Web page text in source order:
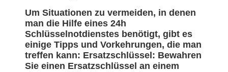
Um Situationen zu vermeiden, in denen
man die Hilfe eines 24h
Schlüsselnotdienstes benötigt, gibt es
einige Tipps und Vorkehrungen, die man
treffen kann: Ersatzschlüssel: Bewahren
Sie einen Ersatzschlüssel an einem